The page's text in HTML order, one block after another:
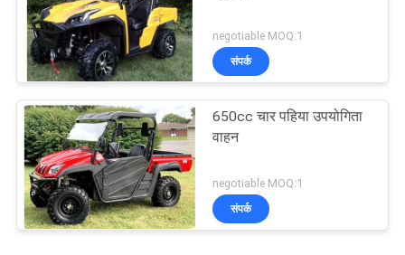
negotiable MOQ:1
संपर्क
650cc चार पहिया उपयोगिता
वाहन
negotiable MOQ:1
संपर्क